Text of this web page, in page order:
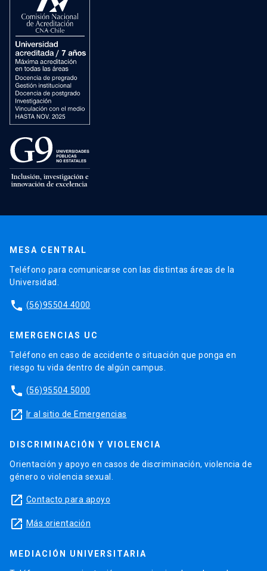
MESA CENTRAL
Teléfono para comunicarse con las distintas áreas de la
Universidad.
phone (56)95504 4000
EMERGENCIAS UC
Teléfono en caso de accidente o situación que ponga en
riesgo tu vida dentro de algún campus.
phone (56)95504 5000
launch Ir al sitio de Emergencias
DISCRIMINACIÓN Y VIOLENCIA
Orientación y apoyo en casos de discriminación, violencia de
género o violencia sexual.
launch Contacto para apoyo
launch Más orientación
MEDIACIÓN UNIVERSITARIA